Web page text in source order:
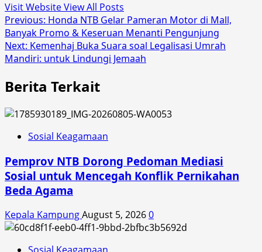
Visit WebsiteView All Posts
Post
navigation
Previous: Honda NTB Gelar Pameran Motor di Mall,
Banyak Promo & Keseruan Menanti Pengunjung
Next: Kemenhaj Buka Suara soal Legalisasi Umrah
Mandiri: untuk Lindungi Jemaah
Berita Terkait
Sosial Keagamaan
Pemprov NTB Dorong Pedoman Mediasi
Sosial untuk Mencegah Konflik Pernikahan
Beda Agama
Kepala KampungAugust 5, 20260